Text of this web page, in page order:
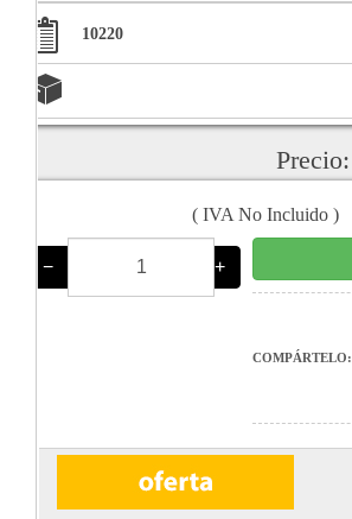
10220
Precio:
( IVA No Incluido )
− +
COMPÁRTELO: